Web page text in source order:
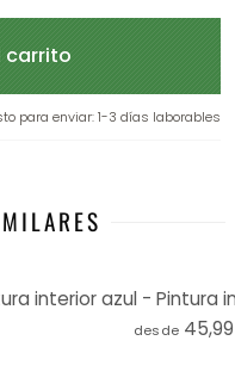
carrito
para enviar: 1-3 días laborables
desde